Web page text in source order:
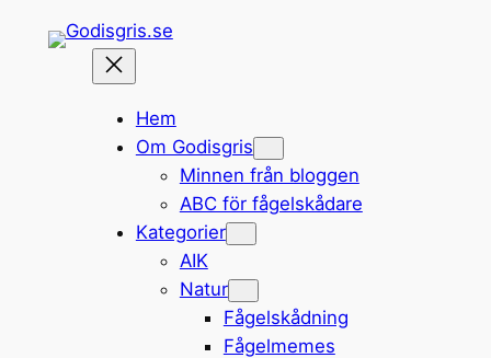
Hem
Om Godisgris
Minnen från bloggen
ABC för fågelskådare
Kategorier
AIK
Natur
Fågelskådning
Fågelmemes